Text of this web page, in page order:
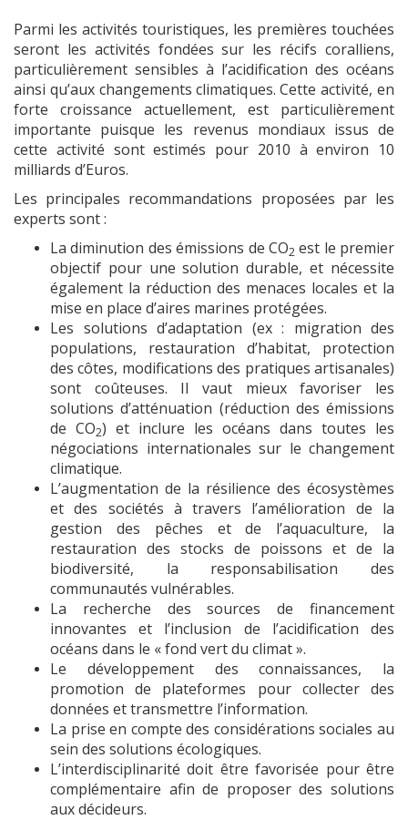
Parmi les activités touristiques, les premières touchées
seront les activités fondées sur les récifs coralliens,
particulièrement sensibles à l’acidification des océans
ainsi qu’aux changements climatiques. Cette activité, en
forte croissance actuellement, est particulièrement
importante puisque les revenus mondiaux issus de
cette activité sont estimés pour 2010 à environ 10
milliards d’Euros.
Les principales recommandations proposées par les
experts sont :
La diminution des émissions de CO2 est le premier
objectif pour une solution durable, et nécessite
également la réduction des menaces locales et la
mise en place d’aires marines protégées.
Les solutions d’adaptation (ex : migration des
populations, restauration d’habitat, protection
des côtes, modifications des pratiques artisanales)
sont coûteuses. Il vaut mieux favoriser les
solutions d’atténuation (réduction des émissions
de CO2) et inclure les océans dans toutes les
négociations internationales sur le changement
climatique.
L’augmentation de la résilience des écosystèmes
et des sociétés à travers l’amélioration de la
gestion des pêches et de l’aquaculture, la
restauration des stocks de poissons et de la
biodiversité, la responsabilisation des
communautés vulnérables.
La recherche des sources de financement
innovantes et l’inclusion de l’acidification des
océans dans le « fond vert du climat ».
Le développement des connaissances, la
promotion de plateformes pour collecter des
données et transmettre l’information.
La prise en compte des considérations sociales au
sein des solutions écologiques.
L’interdisciplinarité doit être favorisée pour être
complémentaire afin de proposer des solutions
aux décideurs.